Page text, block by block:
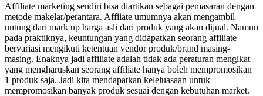
Affiliate marketing sendiri bisa diartikan sebagai pemasaran dengan
metode makelar/perantara. Affiiate umumnya akan mengambil
untung dari mark up harga asli dari produk yang akan dijual. Namun
pada praktiknya, keuntungan yang didapatkan seorang affiliate
bervariasi mengikuti ketentuan vendor produk/brand masing-
masing. Enaknya jadi affiliate adalah tidak ada peraturan mengikat
yang mengharuskan seorang affiliate hanya boleh mempromosikan
1 produk saja. Jadi kita mendapatkan keleluasaan untuk
mempromosikan banyak produk sesuai dengan kebutuhan market.